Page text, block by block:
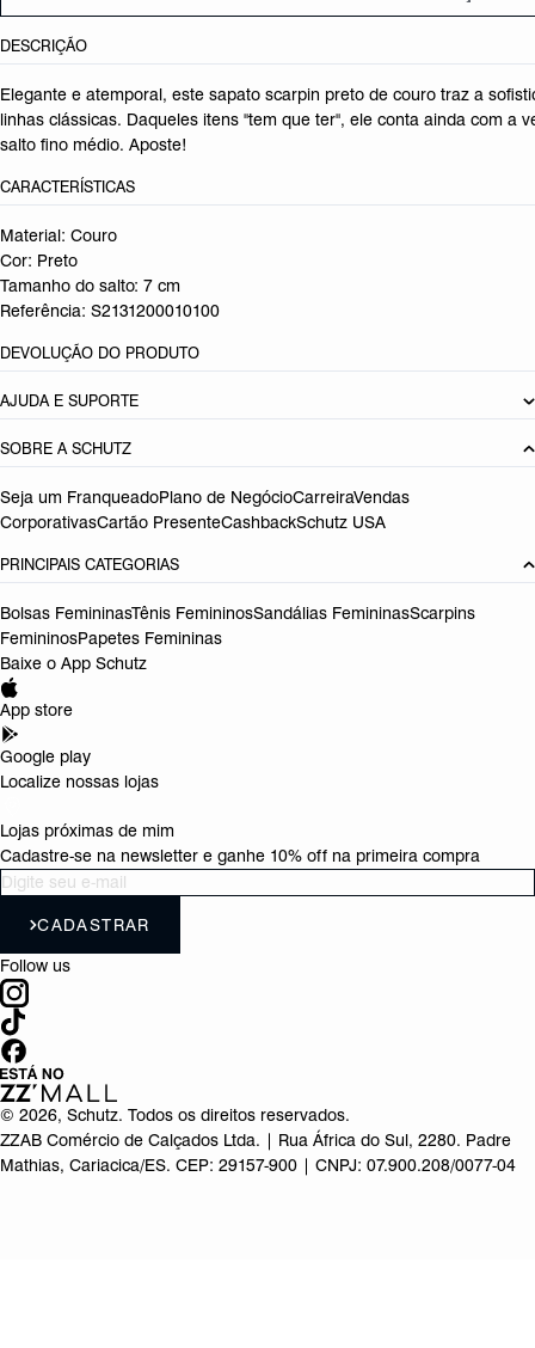
DESCRIÇÃO
Elegante e atemporal, este sapato scarpin preto de couro traz a
linhas clássicas. Daqueles itens "tem que ter", ele conta ainda com a
salto fino médio. Aposte!
CARACTERÍSTICAS
Material: Couro
Cor: Preto
Tamanho do salto: 7 cm
Referência: S2131200010100
DEVOLUÇÃO DO PRODUTO
AJUDA E SUPORTE
SOBRE A SCHUTZ
Seja um FranqueadoPlano de NegócioCarreiraVendas
CorporativasCartão PresenteCashbackSchutz USA
PRINCIPAIS CATEGORIAS
Bolsas FemininasTênis FemininosSandálias FemininasScarpins
FemininosPapetes Femininas
Baixe o App Schutz
App store
Google play
Localize nossas lojas
Lojas próximas de mim
Cadastre-se na newsletter e ganhe 10% off na primeira compra
CADASTRAR
Follow us
© 2026, Schutz. Todos os direitos reservados.
ZZAB Comércio de Calçados Ltda. | Rua África do Sul, 2280. Padre
Mathias, Cariacica/ES. CEP: 29157-900 | CNPJ: 07.900.208/0077-04